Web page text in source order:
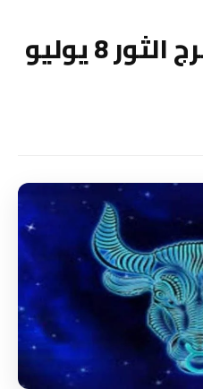
حظك اليوم في برج الثور 8 يوليو